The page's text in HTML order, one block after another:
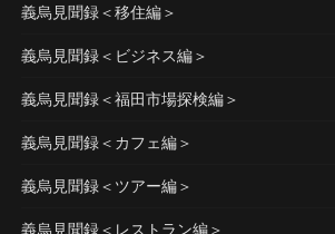
義烏見聞録＜移住編＞
義烏見聞録＜ビジネス編＞
義烏見聞録＜福田市場探検編＞
義烏見聞録＜カフェ編＞
義烏見聞録＜ツアー編＞
義烏見聞録＜レストラン編＞